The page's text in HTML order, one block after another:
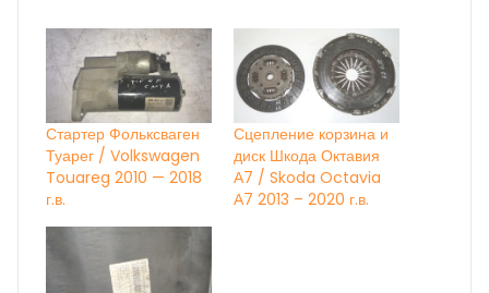
Стартер Фольксваген
Туарег / Volkswagen
Touareg 2010 — 2018
г.в.
Сцепление корзина и
диск Шкода Октавия
А7 / Skoda Octavia
А7 2013 – 2020 г.в.